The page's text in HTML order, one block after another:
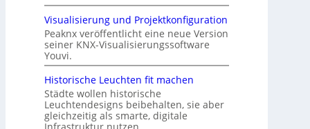
Visualisierung und Projektkonfiguration
Peaknx veröffentlicht eine neue Version
seiner KNX-Visualisierungssoftware
Youvi.
Historische Leuchten fit machen
Städte wollen historische
Leuchtendesigns beibehalten, sie aber
gleichzeitig als smarte, digitale